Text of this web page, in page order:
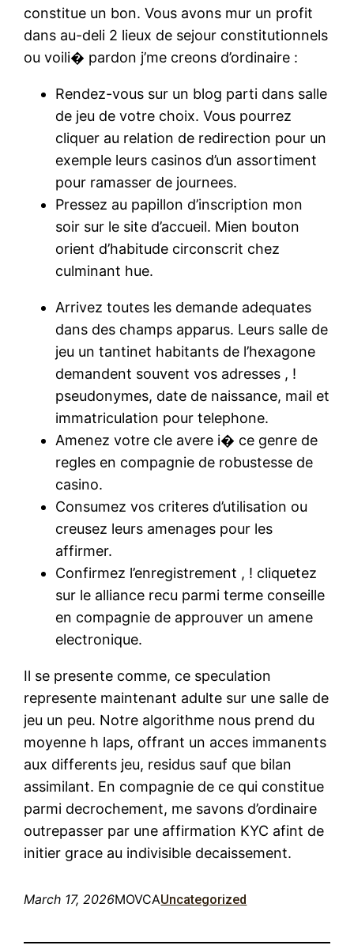
constitue un bon. Vous avons mur un profit
dans au-deli 2 lieux de sejour constitutionnels
ou voili� pardon j’me creons d’ordinaire :
Rendez-vous sur un blog parti dans salle
de jeu de votre choix. Vous pourrez
cliquer au relation de redirection pour un
exemple leurs casinos d’un assortiment
pour ramasser de journees.
Pressez au papillon d’inscription mon
soir sur le site d’accueil. Mien bouton
orient d’habitude circonscrit chez
culminant hue.
Arrivez toutes les demande adequates
dans des champs apparus. Leurs salle de
jeu un tantinet habitants de l’hexagone
demandent souvent vos adresses , !
pseudonymes, date de naissance, mail et
immatriculation pour telephone.
Amenez votre cle avere i� ce genre de
regles en compagnie de robustesse de
casino.
Consumez vos criteres d’utilisation ou
creusez leurs amenages pour les
affirmer.
Confirmez l’enregistrement , ! cliquetez
sur le alliance recu parmi terme conseille
en compagnie de approuver un amene
electronique.
Il se presente comme, ce speculation
represente maintenant adulte sur une salle de
jeu un peu. Notre algorithme nous prend du
moyenne h laps, offrant un acces immanents
aux differents jeu, residus sauf que bilan
assimilant. En compagnie de ce qui constitue
parmi decrochement, me savons d’ordinaire
outrepasser par une affirmation KYC afint de
initier grace au indivisible decaissement.
March 17, 2026MOVCAUncategorized